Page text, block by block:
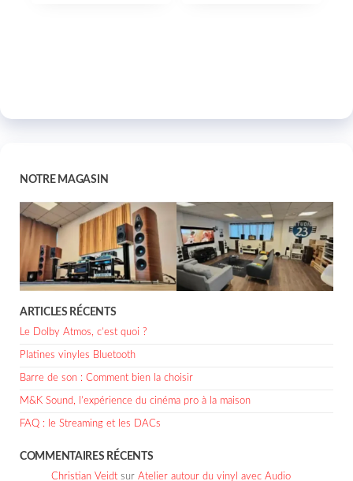
NOTRE MAGASIN
ARTICLES RÉCENTS
Le Dolby Atmos, c’est quoi ?
Platines vinyles Bluetooth
Barre de son : Comment bien la choisir
M&K Sound, l’expérience du cinéma pro à la maison
FAQ : le Streaming et les DACs
COMMENTAIRES RÉCENTS
Christian Veidt sur Atelier autour du vinyl avec Audio